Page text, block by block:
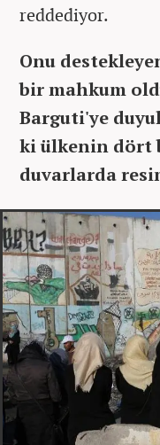
reddediyor.
Onu
bir mahkum
Barguti'ye
ki ülkenin dört
duvarlarda